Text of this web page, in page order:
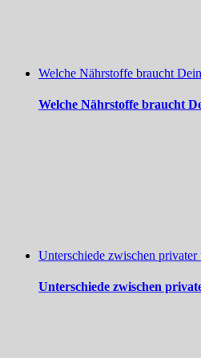
Welche Nährstoffe braucht
Welche Nährstoffe braucht
Unterschiede zwischen
Unterschiede zwischen